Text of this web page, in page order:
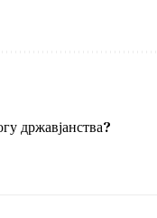
државјанства?